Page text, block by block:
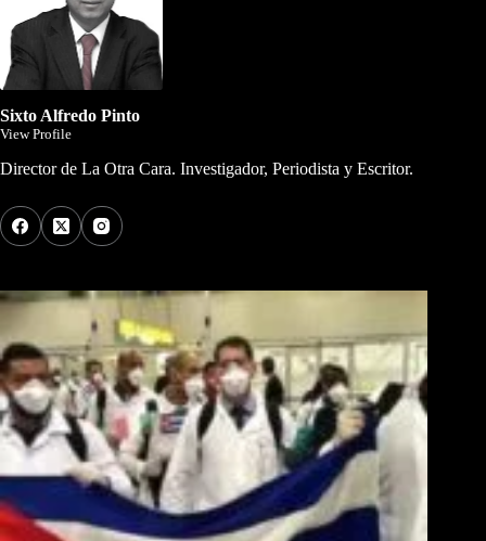
Sixto Alfredo Pinto
View Profile
Director de La Otra Cara. Investigador, Periodista y Escritor.